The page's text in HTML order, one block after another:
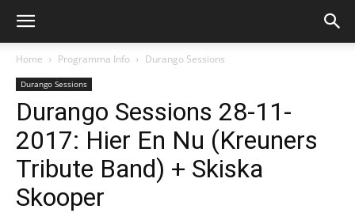
Home Programma Info Durango Sessions
Durango Sessions
Durango Sessions 28-11-
2017: Hier En Nu (Kreuners
Tribute Band) + Skiska
Skooper